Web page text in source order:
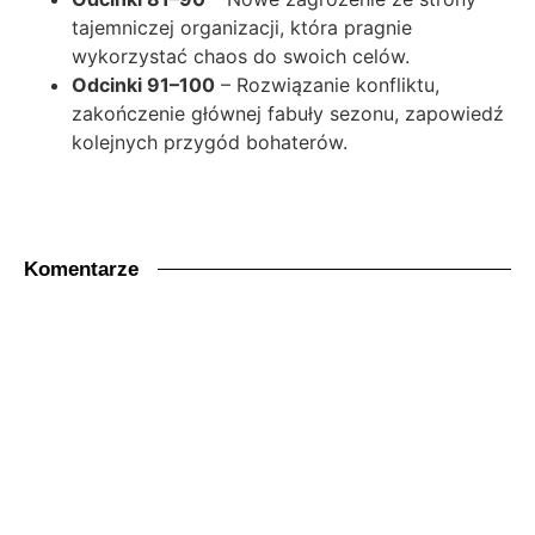
tajemniczej organizacji, która pragnie
wykorzystać chaos do swoich celów.
Odcinki 91–100 – Rozwiązanie konfliktu,
zakończenie głównej fabuły sezonu, zapowiedź
kolejnych przygód bohaterów.
Komentarze